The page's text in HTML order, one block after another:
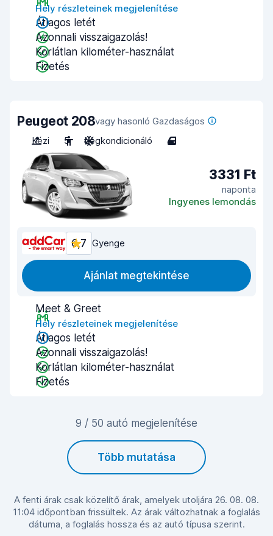
Hely részleteinek megjelenítése
Átlagos letét
Azonnali visszaigazolás!
Korlátlan kilométer-használat
Fizetés
Peugeot 208vagy hasonló Gazdaságos
Kézi
5 Légkondicionáló 4
3331 Ft
naponta
Ingyenes lemondás
6,7 Gyenge
Ajánlat megtekintése
Meet & Greet
Hely részleteinek megjelenítése
Átlagos letét
Azonnali visszaigazolás!
Korlátlan kilométer-használat
Fizetés
9 / 50 autó megjelenítése
Több mutatása
A fenti árak csak közelítő árak, amelyek utoljára 26. 08. 08.
11:04 időpontban frissültek. Az árak változhatnak a foglalás
dátuma, a foglalás hossza és az autó típusa szerint.